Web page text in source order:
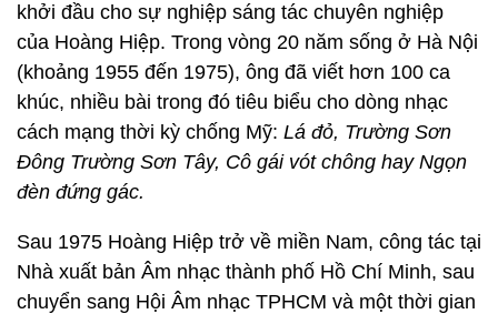
khởi đầu cho sự nghiệp sáng tác chuyên nghiệp
của Hoàng Hiệp. Trong vòng 20 năm sống ở Hà Nội
(khoảng 1955 đến 1975), ông đã viết hơn 100 ca
khúc, nhiều bài trong đó tiêu biểu cho dòng nhạc
cách mạng thời kỳ chống Mỹ: Lá đỏ, Trường Sơn
Đông Trường Sơn Tây, Cô gái vót chông hay Ngọn
đèn đứng gác.
Sau 1975 Hoàng Hiệp trở về miền Nam, công tác tại
Nhà xuất bản Âm nhạc thành phố Hồ Chí Minh, sau
chuyển sang Hội Âm nhạc TPHCM và một thời gian